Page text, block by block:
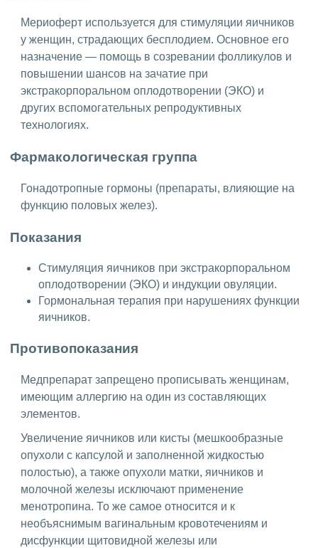
Мериоферт используется для стимуляции яичников
у женщин, страдающих бесплодием. Основное его
назначение — помощь в созревании фолликулов и
повышении шансов на зачатие при
экстракорпоральном оплодотворении (ЭКО) и
других вспомогательных репродуктивных
технологиях.
Фармакологическая группа
Гонадотропные гормоны (препараты, влияющие на
функцию половых желез).
Показания
Стимуляция яичников при экстракорпоральном
оплодотворении (ЭКО) и индукции овуляции.
Гормональная терапия при нарушениях функции
яичников.
Противопоказания
Медпрепарат запрещено прописывать женщинам,
имеющим аллергию на один из составляющих
элементов.
Увеличение яичников или кисты (мешкообразные
опухоли с капсулой и заполненной жидкостью
полостью), а также опухоли матки, яичников и
молочной железы исключают применение
менотропина. То же самое относится и к
необъяснимым вагинальным кровотечениям и
дисфункции щитовидной железы или